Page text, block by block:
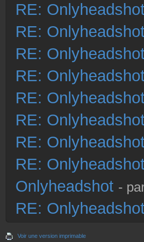
RE:
RE:
RE:
RE:
RE:
RE:
RE:
RE:
Onlyheadshot -
RE:
Voir une version imprimable